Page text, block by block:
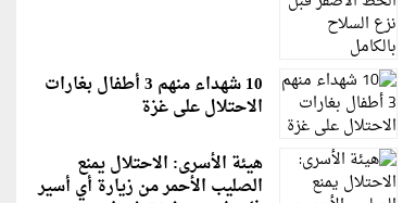
10 شهداء منهم 3 أطفال بغارات
الاحتلال على غزة
هيئة الأسرى: الاحتلال يمنع
الصليب الأحمر من زيارة أي أسير